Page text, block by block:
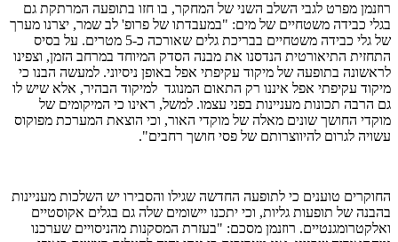
רוזנמן מפרט לגבי השלב השני של המחקר, בו חזו בתופעה המרתקת גם
בגלי כבידה משטחיים של מים: "במעבדתו של פרופ' לב שמר, יצרנו מערך
של גלי כבידה משטחיים בבריכת גלים שאורכה כ-5 מטרים. על בסיס
התחזית התיאורטית הנדסנו את מבנה הסדק המיוחד במרחב הזמן, וצפינו
לראשונה בתופעה של מיקוד עקיפתי אפל באופן ניסיוני. למעשה הבנו כי
מיקוד עקיפתי אפל איננו רק התאום המנוגד למיקוד הבהיר, אלא שיש לו
גם הרבה תכונות מעניינות בפני עצמו. למשל, ראינו כי המיקומים של
מוקדי החושך שונים מאלה של מוקדי האור, וכי הוצאת המערכת מפוקוס
עשויה לגרום להיווצרותם של פסי חושך רחבים".
החוקרים טוענים כי לתופעה החדשה שגילו והסבירו יש השלכות מעניינות
בהבנה של תופעות גליות, וכי יתכנו יישומים שלה גם בגלים אקוסטיים
ואלקטרומגנטיים. רוזנמן מסכם: "בעזרת המסקנות מהניסויים שערכנו